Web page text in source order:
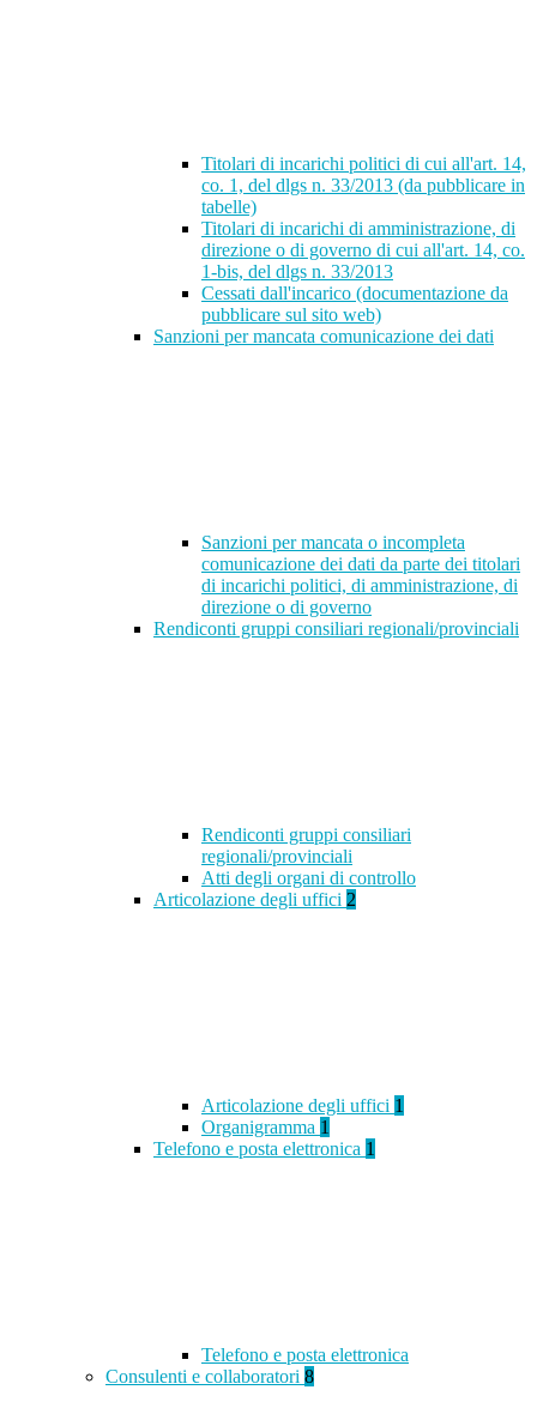
Titolari di incarichi politici di cui all'art. 14,
co. 1, del dlgs n. 33/2013 (da pubblicare in
tabelle)
Titolari di incarichi di amministrazione, di
direzione o di governo di cui all'art. 14, co.
1-bis, del dlgs n. 33/2013
Cessati dall'incarico (documentazione da
pubblicare sul sito web)
Sanzioni per mancata comunicazione dei dati
Sanzioni per mancata o incompleta
comunicazione dei dati da parte dei titolari
di incarichi politici, di amministrazione, di
direzione o di governo
Rendiconti gruppi consiliari regionali/provinciali
Rendiconti gruppi consiliari
regionali/provinciali
Atti degli organi di controllo
Articolazione degli uffici 2
Articolazione degli uffici 1
Organigramma 1
Telefono e posta elettronica 1
Telefono e posta elettronica
Consulenti e collaboratori 8